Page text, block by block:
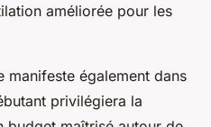
améliorée pour les
manifeste également dans
privilégiera la